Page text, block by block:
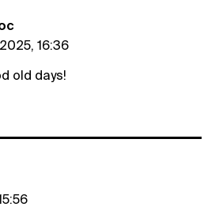
16:36
old days!